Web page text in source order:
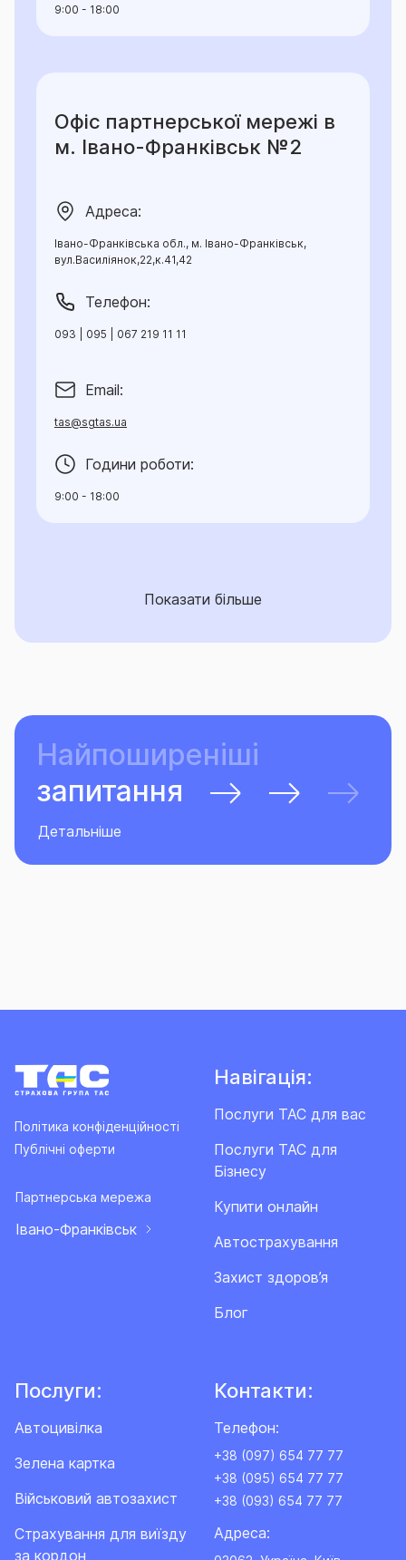
9:00 - 18:00
Офіс партнерської мережі в
м. Івано-Франківськ №2
Адреса:
Івано-Франківська обл., м. Івано-Франківськ,
вул.Василіянок,22,к.41,42
Телефон:
093 | 095 | 067 219 11 11
Email:
tas@sgtas.ua
Години роботи:
9:00 - 18:00
Показати більше
Найпоширеніші
запитання
Детальніше
Політика конфіденційності
Публічні оферти
Партнерська мережа
Івано-Франківськ
Навігація:
Послуги ТАС для вас
Послуги ТАС для
Бізнесу
Купити онлайн
Автострахування
Захист здоров’я
Блог
Послуги:
Автоцивілка
Зелена картка
Військовий автозахист
Cтрахування для виїзду
за кордон
Контакти:
Телефон:
+38 (097) 654 77 77
+38 (095) 654 77 77
+38 (093) 654 77 77
Адреса: